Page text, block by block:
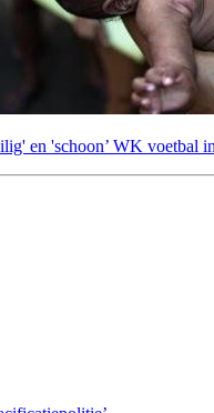
en 'schoon’ WK voetbal